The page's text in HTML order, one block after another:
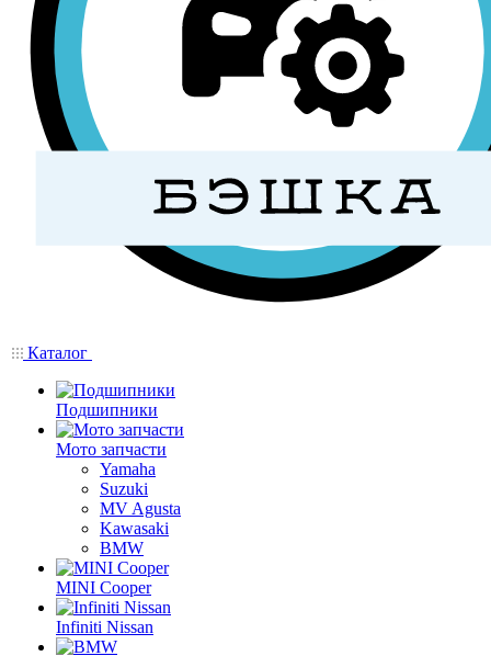
Каталог
Подшипники
Мото запчасти
Yamaha
Suzuki
MV Agusta
Kawasaki
BMW
MINI Cooper
Infiniti Nissan